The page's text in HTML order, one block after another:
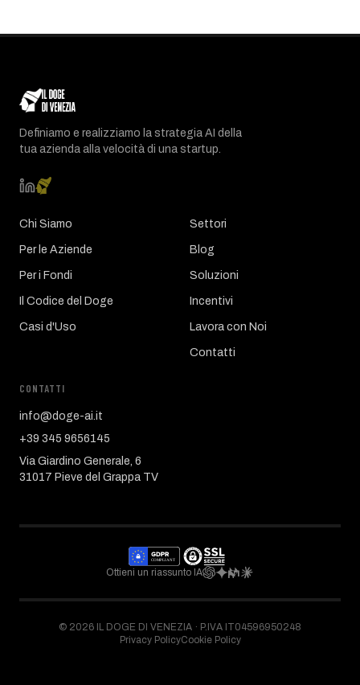
Definiamo e realizziamo la strategia AI della
tua azienda alla velocità di una startup.
Chi Siamo
Per le Aziende
Per i Fondi
Il Codice del Doge
Casi d'Uso
Settori
Blog
Soluzioni
Incentivi
Lavora con Noi
Contatti
CONTATTI
info@doge-ai.it
+39 345 9656145
Via Giardino Generale, 6
31017 Pieve del Grappa TV
Ottieni un riassunto IA
© 2026 IL DOGE DI VENEZIA · P.IVA IT04596950248
Privacy PolicyCookie Policy